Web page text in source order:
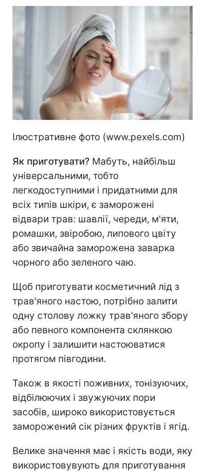
Ілюстративне фото (www.pexels.com)
Як приготувати? Мабуть, найбільш
універсальними, тобто
легкодоступними і придатними для
всіх типів шкіри, є заморожені
відвари трав: шавлії, череди, м'яти,
ромашки, звіробою, липового цвіту
або звичайна заморожена заварка
чорного або зеленого чаю.
Щоб приготувати косметичний лід з
трав'яного настою, потрібно залити
одну столову ложку трав'яного збору
або певного компонента склянкою
окропу і залишити настоюватися
протягом півгодини.
Також в якості поживних, тонізуючих,
відбілюючих і звужуючих пори
засобів, широко використовується
заморожений сік різних фруктів і ягід.
Велике значення має і якість води, яку
використовувують для приготування